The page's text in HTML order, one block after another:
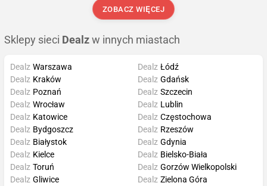
ZOBACZ WIĘCEJ
Sklepy sieci Dealz w innych miastach
Dealz Warszawa
Dealz Kraków
Dealz Poznań
Dealz Wrocław
Dealz Łódź
Dealz Gdańsk
Dealz Szczecin
Dealz Lublin
Dealz Katowice
Dealz Bydgoszcz
Dealz Białystok
Dealz Kielce
Dealz Częstochowa
Dealz Rzeszów
Dealz Gdynia
Dealz Bielsko-Biała
Dealz Toruń
Dealz Gliwice
Dealz Gorzów Wielkopolski
Dealz Zielona Góra